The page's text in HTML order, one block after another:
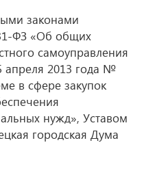
законами
ФЗ «Об общих
самоуправления
апреля 2013 года №
в сфере закупок
нужд», Уставом
городская Дума